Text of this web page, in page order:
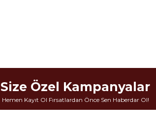
Size Özel Kampanyalar
Hemen Kayıt Ol Fırsatlardan Önce Sen Haberdar Ol!